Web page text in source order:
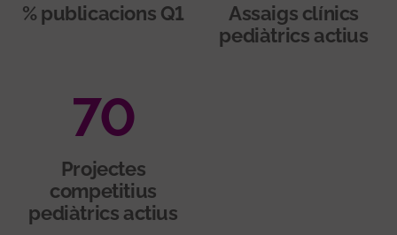
% publicacions Q1
Assaigs clínics
pediàtrics actius
70
Projectes
competitius
pediàtrics actius